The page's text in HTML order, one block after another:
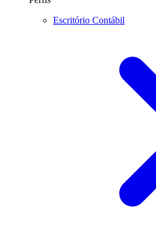
Escritório Contábil